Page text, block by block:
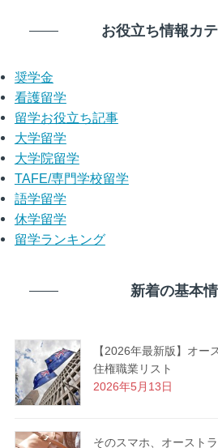
お役立ち情報カ
奨学金
看護留学
留学お役立ち記事
大学留学
大学院留学
TAFE/専門学校留学
語学留学
休学留学
留学ランキング
新着の基本
【2026年最新版】オー
住権職業リスト
2026年5月13日
そのスマホ、オースト